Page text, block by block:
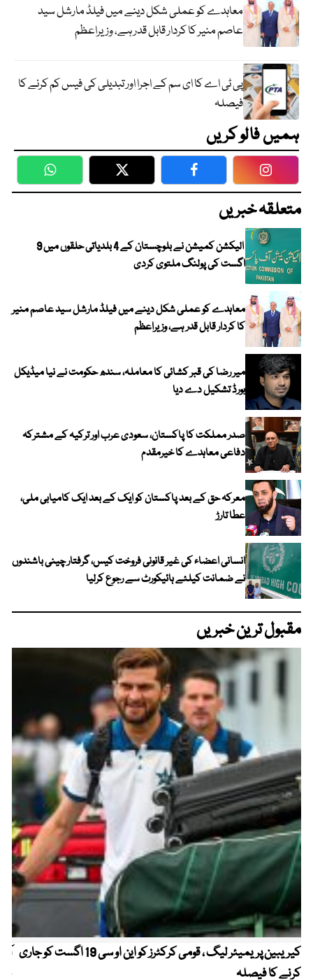
معاہدے کو عملی شکل دینے میں فیلڈ مارشل سید
عاصم منیر کا کردار قابل قدر ہے، وزیراعظم
پی ٹی اے کا ای سم کے اجرا اور تبدیلی کی فیس کم کرنے کا
فیصلہ
ہمیں فالو کریں
WhatsApp Twitter Facebook
متعلقہ خبریں
الیکشن کمیشن نے بلوچستان کے 4 بلدیاتی حلقوں میں 9
اگست کی پولنگ ملتوی کردی
معاہدے کو عملی شکل دینے میں فیلڈ مارشل سید عاصم منیر
کا کردار قابل قدر ہے، وزیراعظم
میر رضا کی قبر کشائی کا معاملہ، سندھ حکومت نے نیا میڈیکل
بورڈ تشکیل دے دیا
صدر مملکت کا پاکستان، سعودی عرب اور ترکیہ کے مشترکہ
دفاعی معاہدے کا خیرمقدم
معرکہ حق کے بعد پاکستان کو ایک کے بعد ایک کامیابی ملی،
عطا تارڑ
انسانی اعضاء کی غیر قانونی فروخت کیس، گرفتار چینی باشندوں
نے ضمانت کیلئے ہائیکورٹ سے رجوع کرلیا
مقبول ترین خبریں
کیریبین پریمیئر لیگ ، قومی کرکٹرز کو این او سی 19 اگست کو جاری
کرنے کا فیصلہ